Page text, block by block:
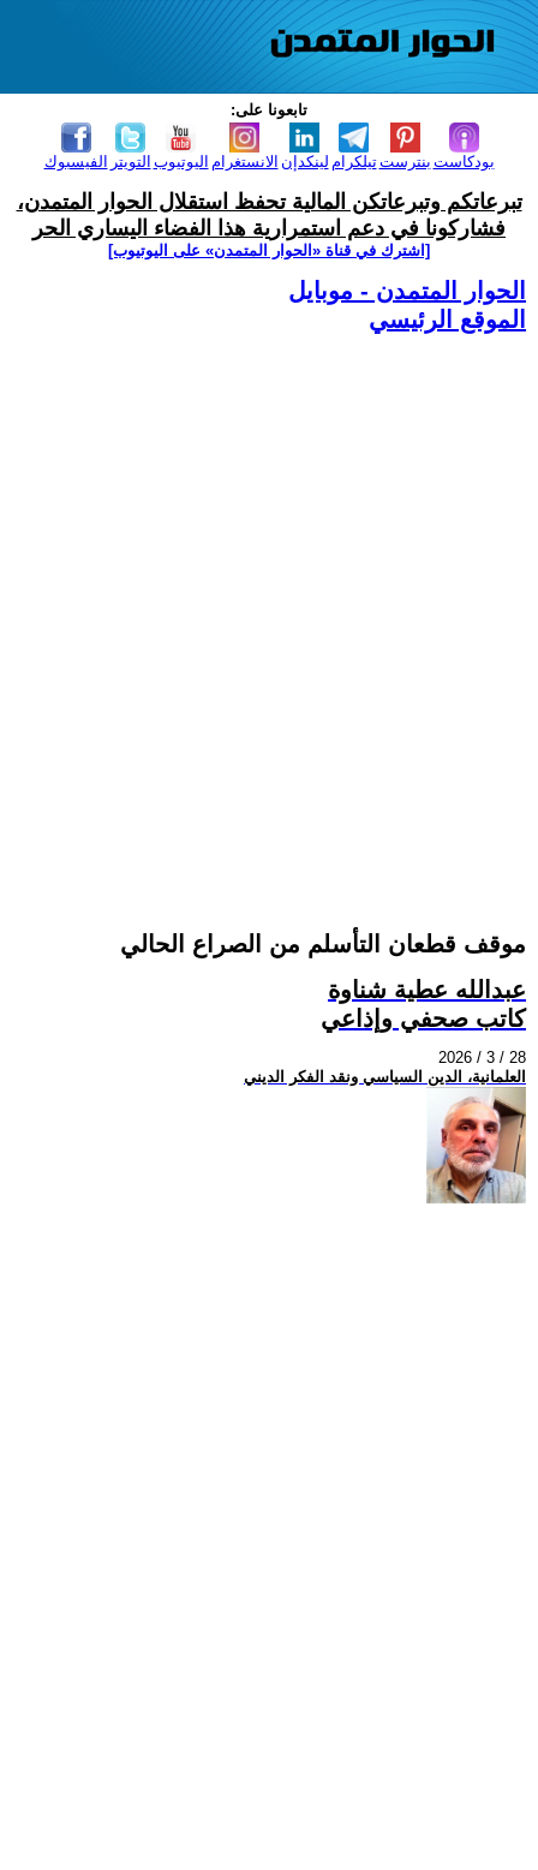
تابعونا على:
الفيسبوك التويتر اليوتيوب الانستغرام لينكدإن تيلكرامبنترست بودكاست
تبرعاتكم وتبرعاتكن المالية تحفظ استقلال الحوار المتمدن،
فشاركونا في دعم استمرارية هذا الفضاء اليساري الحر
[اشترك في قناة ‫«الحوار المتمدن» على اليوتيوب]
الحوار المتمدن - موبايل
الموقع الرئيسي
موقف قطعان التأسلم من الصراع الحالي
عبدالله عطية شناوة
كاتب صحفي وإذاعي
2026 / 3 / 28
العلمانية، الدين السياسي ونقد الفكر الديني